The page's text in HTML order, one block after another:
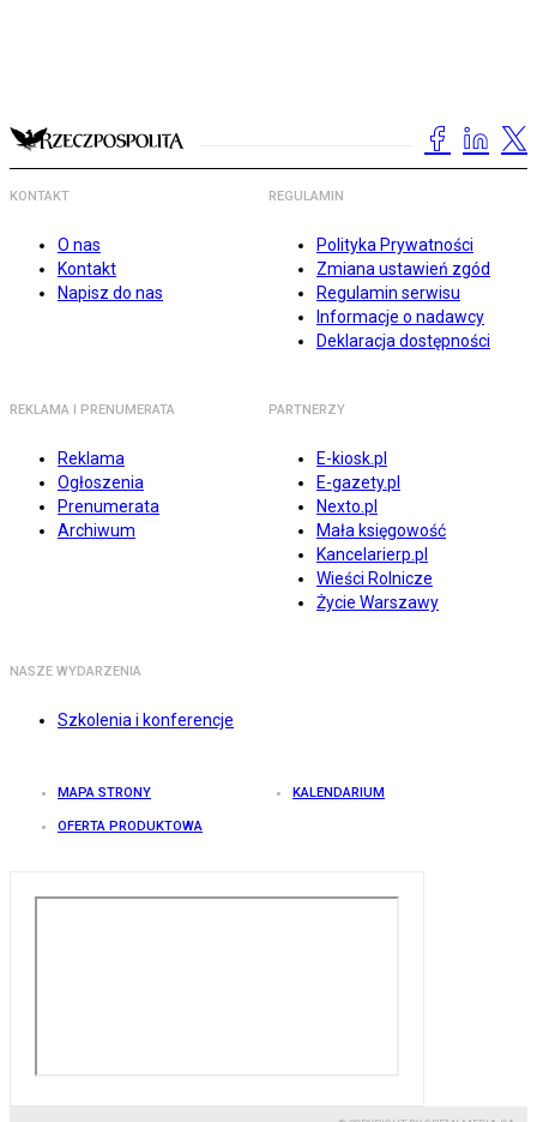
KONTAKT
O nas
Kontakt
Napisz do nas
REGULAMIN
Polityka Prywatności
Zmiana ustawień zgód
Regulamin serwisu
Informacje o nadawcy
Deklaracja dostępności
REKLAMA I PRENUMERATA
Reklama
Ogłoszenia
Prenumerata
Archiwum
PARTNERZY
E-kiosk.pl
E-gazety.pl
Nexto.pl
Mała księgowość
Kancelarierp.pl
Wieści Rolnicze
Życie Warszawy
NASZE WYDARZENIA
Szkolenia i konferencje
MAPA STRONY KALENDARIUM
OFERTA PRODUKTOWA